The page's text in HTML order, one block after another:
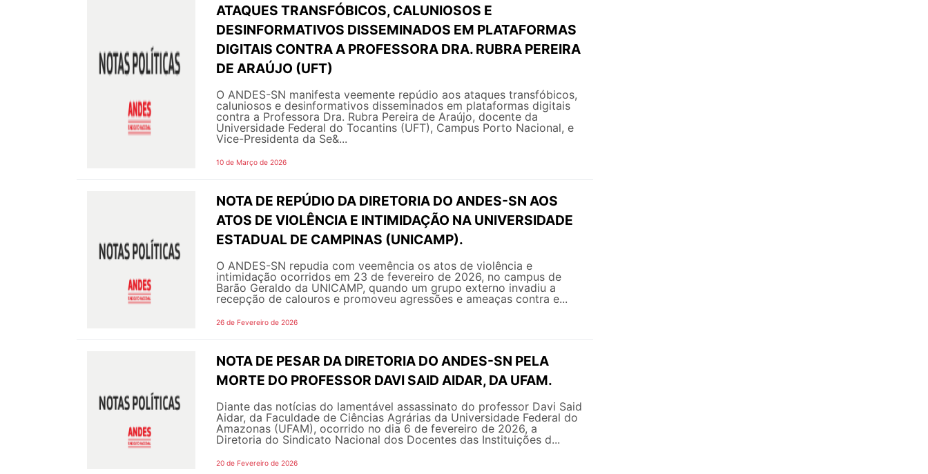
ATAQUES TRANSFÓBICOS, CALUNIOSOS E
DESINFORMATIVOS DISSEMINADOS EM PLATAFORMAS
DIGITAIS CONTRA A PROFESSORA DRA. RUBRA PEREIRA
DE ARAÚJO (UFT)
O ANDES-SN manifesta veemente repúdio aos ataques transfóbicos,
caluniosos e desinformativos disseminados em plataformas digitais
contra a Professora Dra. Rubra Pereira de Araújo, docente da
Universidade Federal do Tocantins (UFT), Campus Porto Nacional, e
Vice-Presidenta da Se&...
10 de Março de 2026
NOTA DE REPÚDIO DA DIRETORIA DO ANDES-SN AOS
ATOS DE VIOLÊNCIA E INTIMIDAÇÃO NA UNIVERSIDADE
ESTADUAL DE CAMPINAS (UNICAMP).
O ANDES-SN repudia com veemência os atos de violência e
intimidação ocorridos em 23 de fevereiro de 2026, no campus de
Barão Geraldo da UNICAMP, quando um grupo externo invadiu a
recepção de calouros e promoveu agressões e ameaças contra e...
26 de Fevereiro de 2026
NOTA DE PESAR DA DIRETORIA DO ANDES-SN PELA
MORTE DO PROFESSOR DAVI SAID AIDAR, DA UFAM.
Diante das notícias do lamentável assassinato do professor Davi Said
Aidar, da Faculdade de Ciências Agrárias da Universidade Federal do
Amazonas (UFAM), ocorrido no dia 6 de fevereiro de 2026, a
Diretoria do Sindicato Nacional dos Docentes das Instituições d...
20 de Fevereiro de 2026